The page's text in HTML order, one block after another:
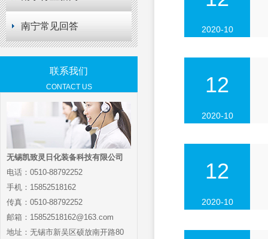
南宁常见回答
联系我们
CONTACT US
无锡凯致灵日化装备科技有限公司
电话：0510-88792252
手机：15852518162
传真：0510-88792252
邮箱：15852518162@163.com
地址：无锡市新吴区硕放南开路80
2020-10
12
2020-10
12
2020-10